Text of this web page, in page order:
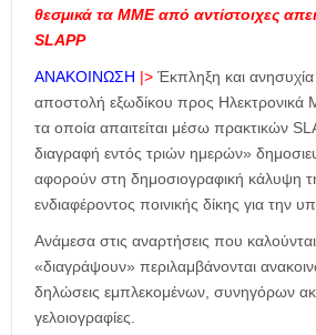
θεσμικά τα ΜΜΕ από αντίστοιχες
SLAPP
ΑΝΑΚΟΙΝΩΣΗ |> Έκπληξη και
αποστολή εξωδίκου προς
τα οποία απαιτείται μέσω πρακτικών
διαγραφή εντός τριών ημερών»
αφορούν στη δημοσιογραφική κάλυψη
ενδιαφέροντος ποινικής δίκης για την
Ανάμεσα στις αναρτήσεις που
«διαγράψουν» περιλαμβάνονται
δηλώσεις εμπλεκομένων, συνηγόρων
γελοιογραφίες.